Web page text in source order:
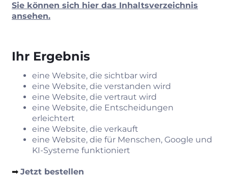
Sie können sich hier das Inhaltsverzeichnis
ansehen.
Ihr Ergebnis
eine Website, die sichtbar wird
eine Website, die verstanden wird
eine Website, die vertraut wird
eine Website, die Entscheidungen
erleichtert
eine Website, die verkauft
eine Website, die für Menschen, Google und
KI-Systeme funktioniert
➡︎ Jetzt bestellen